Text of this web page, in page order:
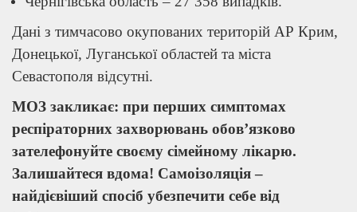
Дані з тимчасово окупованих територій АР Крим,
Донецької, Луганської областей та міста
Севастополя відсутні.
МОЗ закликає: при перших симптомах
респіраторних захворювань обов’язково
зателефонуйте своєму сімейному лікарю.
Залишайтеся вдома! Самоізоляція –
найдієвіший спосіб убезпечити себе від